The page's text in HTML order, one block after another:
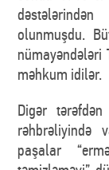
olunmuşdu.
nümayəndələri
məhkum idilər.
Digər
rəhbrəliyində
paşalar